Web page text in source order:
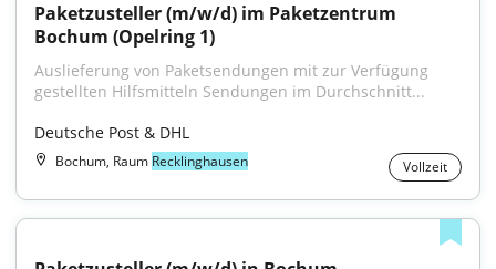
Paketzusteller (m/w/d) im Paketzentrum
Bochum (Opelring 1)
Auslieferung von Paketsendungen mit zur Verfügung
gestellten Hilfsmitteln Sendungen im Durchschnitt...
Deutsche Post & DHL
Bochum, Raum Recklinghausen Vollzeit